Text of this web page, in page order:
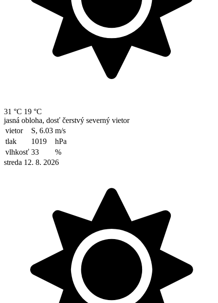
31 °C 19 °C
jasná obloha, dosť čerstvý severný vietor
vietor
S, 6.03 m/s
tlak
1019
hPa
vlhkosť 33
%
streda 12. 8. 2026